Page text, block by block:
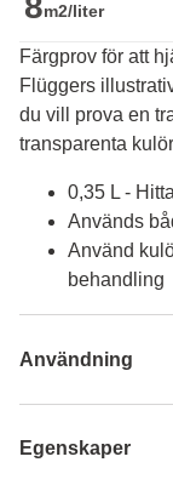
m2/liter
Färgprov för att
Flüggers
du vill prova en
transparenta
0,35 L -
Används
Använd
behandling
Användning
Egenskaper